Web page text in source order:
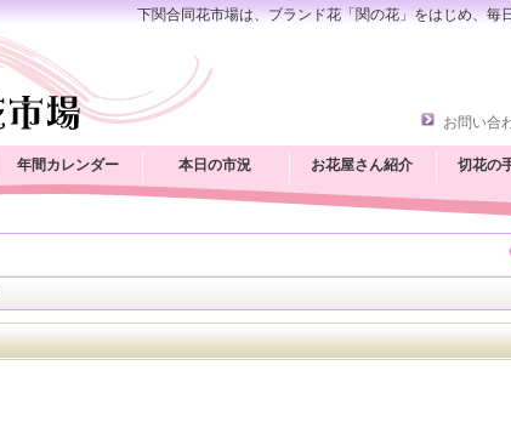
下関合同花市場は、ブランド花「関の花」をはじめ、毎
お問い合
年間カレンダー 本日の市況 お花屋さん紹介 切花の